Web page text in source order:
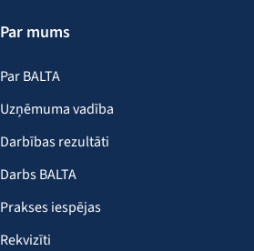
Par mums
Par BALTA
Uzņēmuma vadība
Darbības rezultāti
Darbs BALTA
Prakses iespējas
Rekvizīti